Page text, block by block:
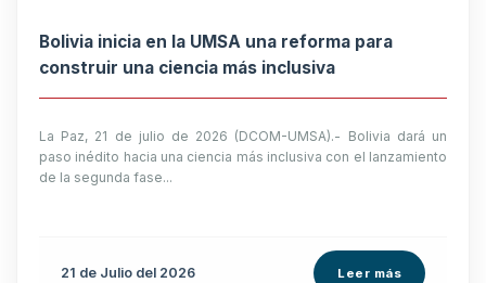
Bolivia inicia en la UMSA una reforma para
construir una ciencia más inclusiva
La Paz, 21 de julio de 2026 (DCOM-UMSA).- Bolivia dará un
paso inédito hacia una ciencia más inclusiva con el lanzamiento
de la segunda fase...
21 de Julio del 2026 Leer más